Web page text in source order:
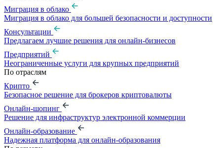
Миграция в облако
Миграция в облако для большей безопасности и доступности
Консультации
Предлагаем лучшие решения для онлайн-бизнесов
Предприятий
Неограниченные услуги для крупных предприятий
По отраслям
Крипто
Безопасное решение для брокеров криптовалюты
Онлайн-шопинг
Решение для инфраструктур электронной коммерции
Онлайн-образование
Надежная платформа для онлайн-образования